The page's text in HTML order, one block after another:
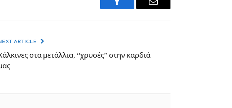
Facebook Email
ARTICLE
στα μετάλλια, “χρυσές” στην καρδιά